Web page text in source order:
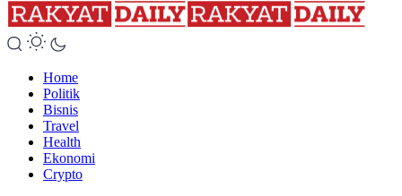
Home
Politik
Bisnis
Travel
Health
Ekonomi
Crypto